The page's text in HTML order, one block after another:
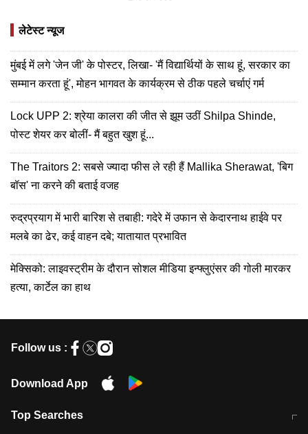
लेटेस्ट न्यूज
मुंबई में लगे 'जेन जी' के पोस्टर, लिखा- 'मैं विद्यार्थियों के साथ हूं, सरकार का
सम्मान करता हूं', मोहन भागवत के कार्यक्रम से ठीक पहले चर्चाएं गर्म
Lock UPP 2: श्रेया कालरा की जीत से झूम उठीं Shilpa Shinde,
पोस्ट शेयर कर बोलीं- मैं बहुत खुश हूं...
The Traitors 2: सबसे ज्यादा फीस ले रही हैं Mallika Sherawat, 'बिग
बॉस' ना करने की बताई वजह
रुद्रप्रयाग में भारी बारिश से तबाही: गदेरे में उफान से केदारनाथ हाईवे पर
मलबे का ढेर, कई वाहन दबे; यातायात प्रभावित
मेक्सिको: लाइवस्ट्रीम के दौरान सोशल मीडिया इन्फ्लुएंसर की गोली मारकर
हत्या, कार्टेल का हाथ
Follow us :
Download App
Top Searches